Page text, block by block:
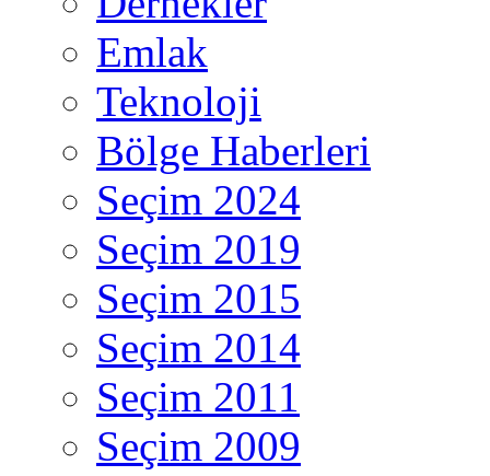
Emlak
Teknoloji
Bölge Haberleri
Seçim 2024
Seçim 2019
Seçim 2015
Seçim 2014
Seçim 2011
Seçim 2009